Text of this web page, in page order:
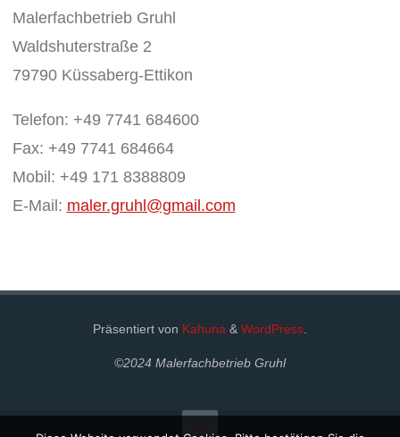
Malerfachbetrieb Gruhl
Waldshuterstraße 2
79790 Küssaberg-Ettikon
Telefon: +49 7741 684600
Fax: +49 7741 684664
Mobil: +49 171 8388809
E-Mail: maler.gruhl@gmail.com
Präsentiert von Kahuna & WordPress.
©2024 Malerfachbetrieb Gruhl